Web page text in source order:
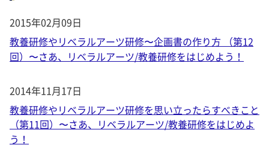
2015年02月09日
教養研修やリベラルアーツ研修〜企画書の作り方 （第12
回）〜さあ、リベラルアーツ/教養研修をはじめよう！
2014年11月17日
教養研修やリベラルアーツ研修を思い立ったらすべきこと
（第11回）〜さあ、リベラルアーツ/教養研修をはじめよ
う！